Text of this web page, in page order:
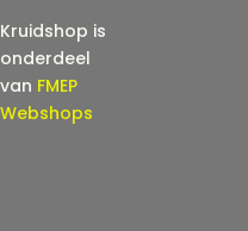
Kruidshop is
onderdeel
van FMEP
Webshops